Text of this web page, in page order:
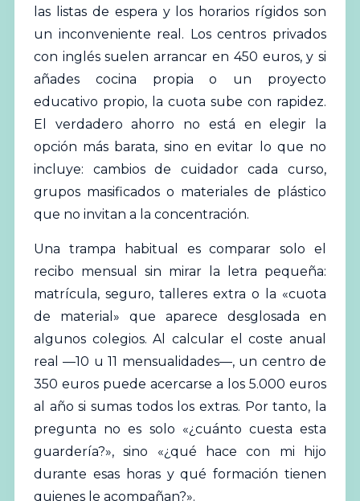
las listas de espera y los horarios rígidos son
un inconveniente real. Los centros privados
con inglés suelen arrancar en 450 euros, y si
añades cocina propia o un proyecto
educativo propio, la cuota sube con rapidez.
El verdadero ahorro no está en elegir la
opción más barata, sino en evitar lo que no
incluye: cambios de cuidador cada curso,
grupos masificados o materiales de plástico
que no invitan a la concentración.
Una trampa habitual es comparar solo el
recibo mensual sin mirar la letra pequeña:
matrícula, seguro, talleres extra o la «cuota
de material» que aparece desglosada en
algunos colegios. Al calcular el coste anual
real —10 u 11 mensualidades—, un centro de
350 euros puede acercarse a los 5.000 euros
al año si sumas todos los extras. Por tanto, la
pregunta no es solo «¿cuánto cuesta esta
guardería?», sino «¿qué hace con mi hijo
durante esas horas y qué formación tienen
quienes le acompañan?».